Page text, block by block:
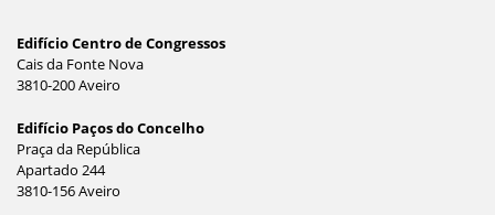
Edifício Centro de Congressos
Cais da Fonte Nova
3810-200 Aveiro
Edifício Paços do Concelho
Praça da República
Apartado 244
3810-156 Aveiro